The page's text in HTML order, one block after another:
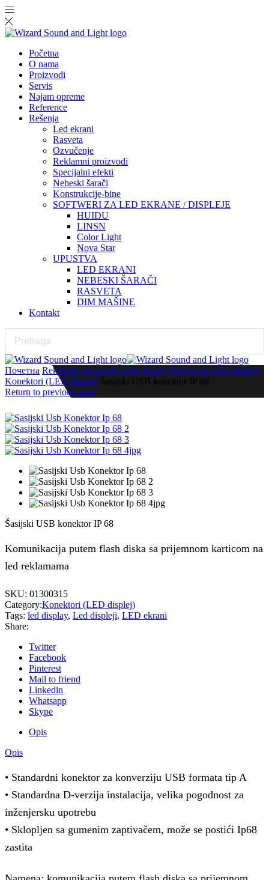
Početna
O nama
Proizvodi
Servis
Najam opreme
Reference
Rešenja
Led ekrani
Rasveta
Ozvučenje
Reklamni proizvodi
Specijalni efekti
Nebeski šarači
Konstrukcije-bine
SOFTWERI ZA LED EKRANE / DISPLEJE
HUIDU
LINSN
Color Light
Nova Star
UPUSTVA
LED EKRANI
NEBESKI ŠARAČI
RASVETA
DIM MAŠINE
Kontakt
Почетна Reklamni proizvodi LED displeji Delovi za LED displeje
Konektori (LED displej) Šasijski USB konektor IP 68
Return to previous page
Šasijski USB konektor IP 68
Komunikacija putem flash diska sa prijemnom karticom na
led reklamama
SKU: 01300315
Category:Konektori (LED displej)
Tags: led display, Led displeji, LED ekrani
Share:
Twitter
Facebook
Pinterest
Mail to friend
Linkedin
Whatsapp
Skype
Opis
Opis
• Standardni konektor za konverziju USB formata tip A
• Standardna D-verzija instalacija, velika pogodnost za
inženjersku upotrebu
• Sklopljen sa gumenim zaptivačem, može se postići Ip68
zastita